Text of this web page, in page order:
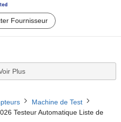
Fournisseur
Plus
Machine de Test
Testeur Automatique Liste de